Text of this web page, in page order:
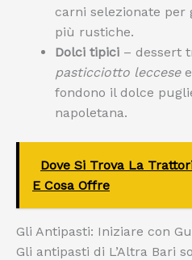
carni selezionate
più rustiche.
Dolci tipici – dessert
pasticciotto leccesee
fondono il dolce
napoletana.
Dove Si Trova La
E Cosa Offre
Gli Antipasti: Iniziare con
Gli antipasti di L’Altra Bari